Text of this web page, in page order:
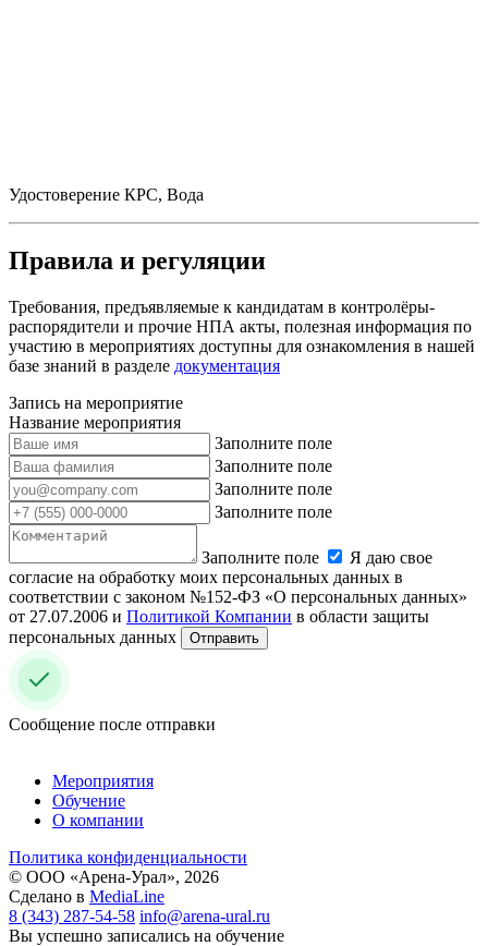
Удостоверение КРС, Вода
Правила и регуляции
Требования, предъявляемые к кандидатам в контролёры-
распорядители и прочие НПА акты, полезная информация по
участию в мероприятиях доступны для ознакомления в нашей
базе знаний в разделе документация
Запись на мероприятие
Название мероприятия
Заполните поле
Заполните поле
Заполните поле
Заполните поле
Заполните поле
Я даю свое
согласие на обработку моих персональных данных в
соответствии с законом №152-ФЗ «О персональных данных»
от 27.07.2006 и Политикой Компании в области защиты
персональных данных
Отправить
Сообщение после отправки
Мероприятия
Обучение
О компании
Политика конфиденциальности
© ООО «Арена-Урал», 2026
Сделано в MediaLine
8 (343) 287-54-58 info@arena-ural.ru
Вы успешно записались на обучение